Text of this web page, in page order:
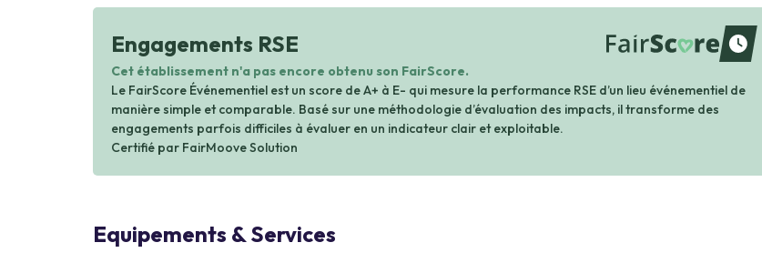
Engagements RSE
waiting
Cet établissement n'a pas encore obtenu son FairScore.
Le FairScore Événementiel est un score de A+ à E- qui mesure la performance RSE d’un lieu événementiel de
manière simple et comparable. Basé sur une méthodologie d’évaluation des impacts, il transforme des
engagements parfois difficiles à évaluer en un indicateur clair et exploitable.
Certifié par FairMoove Solution
Equipements & Services